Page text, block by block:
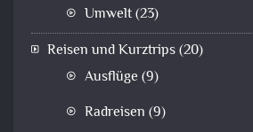
Umwelt(23)
Reisen und Kurztrips(20)
Ausflüge (9)
Radreisen (9)